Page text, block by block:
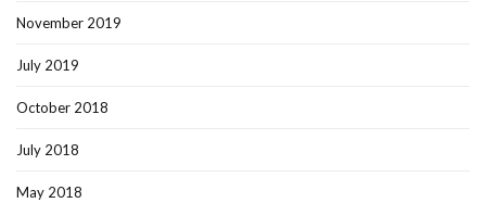
November 2019
July 2019
October 2018
July 2018
May 2018